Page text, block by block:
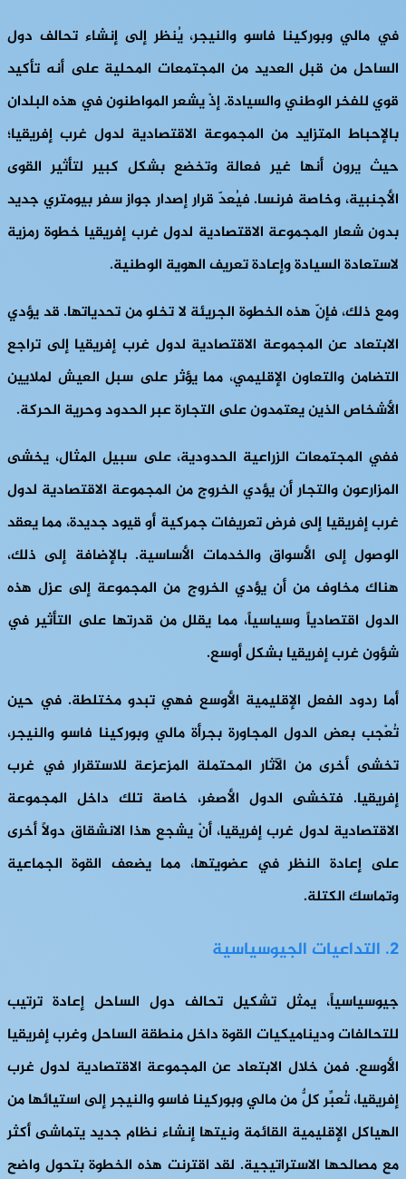
في مالي وبوركينا فاسو والنيجر، يُنظر إلى إنشاء تحالف دول
الساحل من قبل العديد من المجتمعات المحلية على أنه تأكيد
قوي للفخر الوطني والسيادة. إذْ يشعر المواطنون في هذه البلدان
بالإحباط المتزايد من المجموعة الاقتصادية لدول غرب إفريقيا؛
حيث يرون أنها غير فعالة وتخضع بشكل كبير لتأثير القوى
الأجنبية، وخاصة فرنسا. فيُعدّ قرار إصدار جواز سفر بيومتري جديد
بدون شعار المجموعة الاقتصادية لدول غرب إفريقيا خطوة رمزية
لاستعادة السيادة وإعادة تعريف الهوية الوطنية.
ومع ذلك، فإنّ هذه الخطوة الجريئة لا تخلو من تحدياتها. قد يؤدي
الابتعاد عن المجموعة الاقتصادية لدول غرب إفريقيا إلى تراجع
التضامن والتعاون الإقليمي، مما يؤثر على سبل العيش لملايين
الأشخاص الذين يعتمدون على التجارة عبر الحدود وحرية الحركة.
ففي المجتمعات الزراعية الحدودية، على سبيل المثال، يخشى
المزارعون والتجار أن يؤدي الخروج من المجموعة الاقتصادية لدول
غرب إفريقيا إلى فرض تعريفات جمركية أو قيود جديدة، مما يعقد
الوصول إلى الأسواق والخدمات الأساسية. بالإضافة إلى ذلك،
هناك مخاوف من أن يؤدي الخروج من المجموعة إلى عزل هذه
الدول اقتصادياً وسياسياً، مما يقلل من قدرتها على التأثير في
شؤون غرب إفريقيا بشكل أوسع.
أما ردود الفعل الإقليمية الأوسع فهي تبدو مختلطة. في حين
تُعْجب بعض الدول المجاورة بجرأة مالي وبوركينا فاسو والنيجر،
تخشى أخرى من الآثار المحتملة المزعزعة للاستقرار في غرب
إفريقيا. فتخشى الدول الأصغر، خاصة تلك داخل المجموعة
الاقتصادية لدول غرب إفريقيا، أنْ يشجع هذا الانشقاق دولاً أخرى
على إعادة النظر في عضويتها، مما يضعف القوة الجماعية
وتماسك الكتلة.
2. التداعيات الجيوسياسية
جيوسياسياً، يمثل تشكيل تحالف دول الساحل إعادة ترتيب
للتحالفات وديناميكيات القوة داخل منطقة الساحل وغرب إفريقيا
الأوسع. فمن خلال الابتعاد عن المجموعة الاقتصادية لدول غرب
إفريقيا، تُعبِّر كلٌّ من مالي وبوركينا فاسو والنيجر إلى استيائها من
الهياكل الإقليمية القائمة ونيتها إنشاء نظام جديد يتماشى أكثر
مع مصالحها الاستراتيجية. لقد اقترنت هذه الخطوة بتحول واضح